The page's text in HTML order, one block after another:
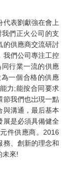
代表劉獻強在會上
們正火公司的支
的供應商交流研討
我們公司專注工控
行業一流的供應
一個合格的供應
力;能按合同要求
節我們也岀現一點
與溝通，最后基本
展是必須具備健全
件供應商。2016
務、創新的理念和
未來!